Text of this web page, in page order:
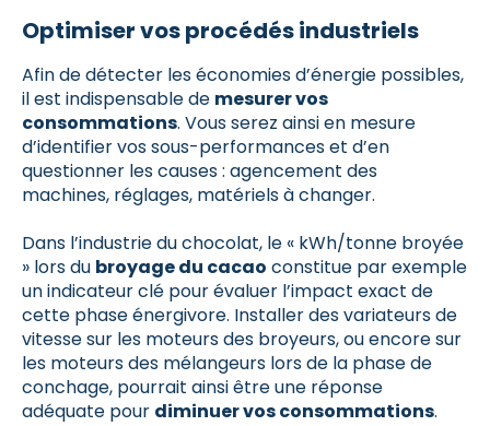
Optimiser vos procédés industriels
Afin de détecter les économies d’énergie possibles,
il est indispensable de mesurer vos
consommations. Vous serez ainsi en mesure
d’identifier vos sous-performances et d’en
questionner les causes : agencement des
machines, réglages, matériels à changer.
Dans l’industrie du chocolat, le « kWh/tonne broyée
» lors du broyage du cacao constitue par exemple
un indicateur clé pour évaluer l’impact exact de
cette phase énergivore. Installer des variateurs de
vitesse sur les moteurs des broyeurs, ou encore sur
les moteurs des mélangeurs lors de la phase de
conchage, pourrait ainsi être une réponse
adéquate pour diminuer vos consommations.